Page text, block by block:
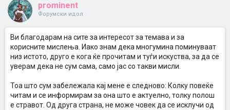
prominent
Форумски идол
Ви благодарам на сите за интересот за темава и за
корисните мислења. Иако знам дека многумина поминуваат
низ истото, друго е кога ќе прочитам и туѓи искуства, за да се
уверам дека не сум сама, само јас со такви мисли.
Тоа што сум забележала кај мене е следново: Колку повеќе
читам и се информирам за она што е актуелно, толку полош
е стравот. Од друга страна, не може човек да се исклучи од